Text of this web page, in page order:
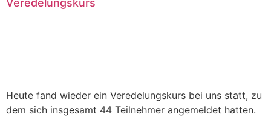
Veredelungskurs
Heute fand wieder ein Veredelungskurs bei uns statt, zu
dem sich insgesamt 44 Teilnehmer angemeldet hatten.